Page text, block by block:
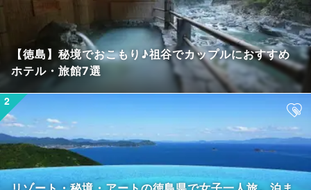
【徳島】秘境でおこもり♪祖谷でカップルにおすすめ
ホテル・旅館7選